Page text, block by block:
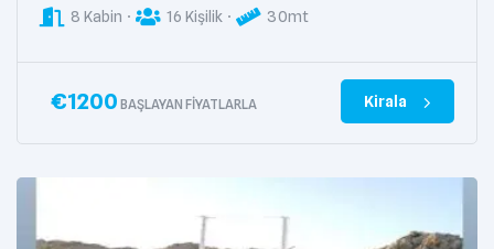
8 Kabin 16 Kişilik 30mt
€1200 BAŞLAYAN FIYATLARLA Kirala